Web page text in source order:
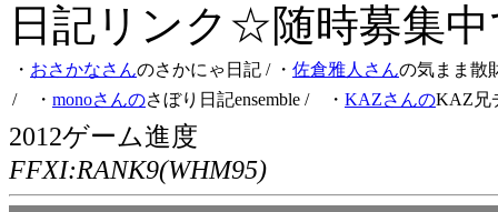
日記リンク☆随時募集
・ おさかなさんのさかにゃ日記 / ・ 佐倉雅人さんの気まま散
/ ・ monoさんのさぼり日記ensemble / ・ KAZさんのKAZ兄
2012ゲーム進度
FFXI:RANK9(WHM95)